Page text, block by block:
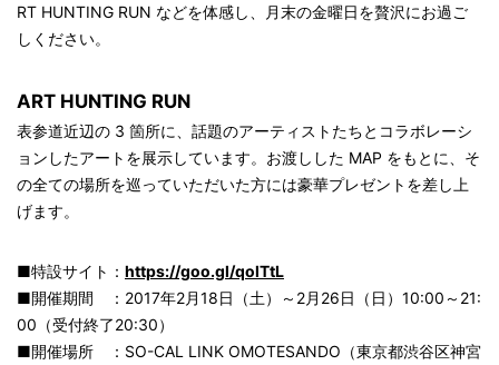
RT HUNTING RUN などを体感し、月末の金曜日を贅沢にお過ご
しください。
ART HUNTING RUN
表参道近辺の 3 箇所に、話題のアーティストたちとコラボレーシ
ョンしたアートを展示しています。お渡しした MAP をもとに、そ
の全ての場所を巡っていただいた方には豪華プレゼントを差し上
げます。
■特設サイト： https://goo.gl/qolTtL
■開催期間 ：2017年2月18日（土）～2月26日（日）10:00～21:
00（受付終了20:30）
■開催場所 ：SO-CAL LINK OMOTESANDO（東京都渋谷区神宮